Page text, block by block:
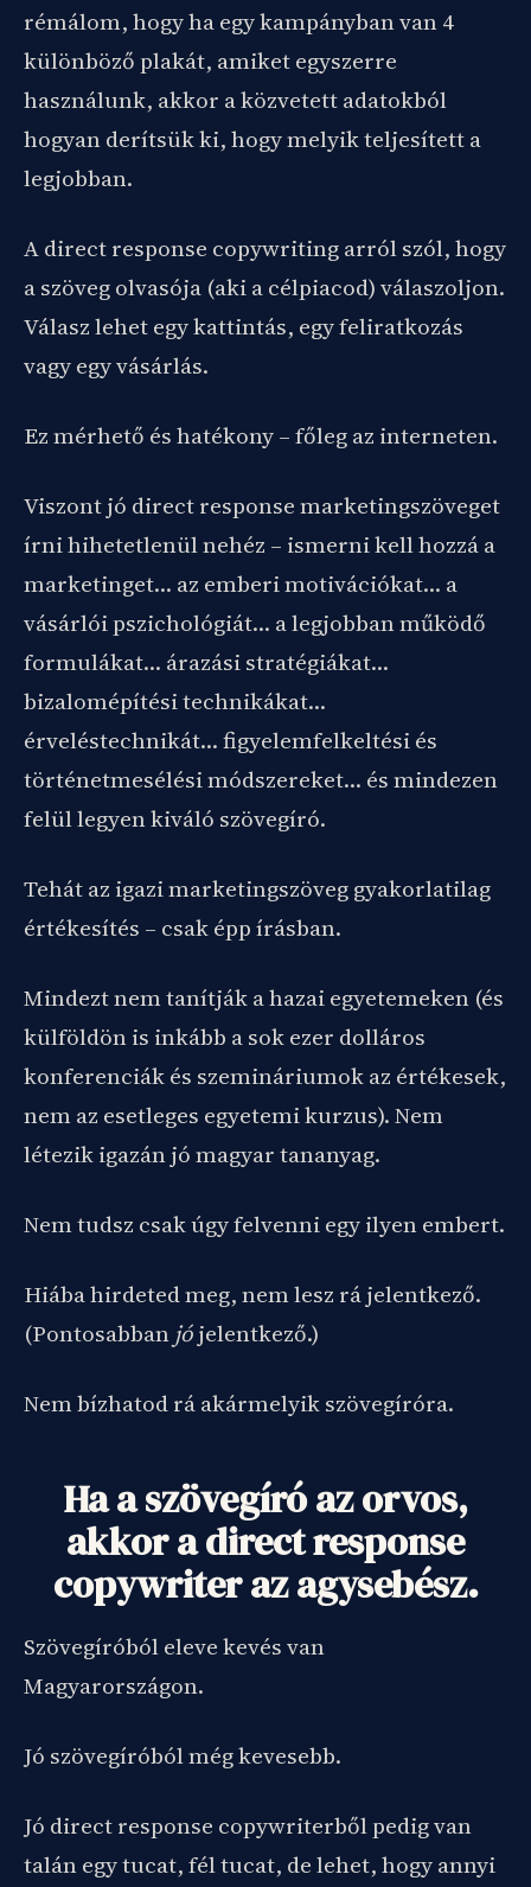
rémálom, hogy ha egy kampányban van 4
különböző plakát, amiket egyszerre
használunk, akkor a közvetett adatokból
hogyan derítsük ki, hogy melyik teljesített a
legjobban.
A direct response copywriting arról szól, hogy
a szöveg olvasója (aki a célpiacod) válaszoljon.
Válasz lehet egy kattintás, egy feliratkozás
vagy egy vásárlás.
Ez mérhető és hatékony – főleg az interneten.
Viszont jó direct response marketingszöveget
írni hihetetlenül nehéz – ismerni kell hozzá a
marketinget… az emberi motivációkat… a
vásárlói pszichológiát… a legjobban működő
formulákat… árazási stratégiákat…
bizalomépítési technikákat…
érveléstechnikát… figyelemfelkeltési és
történetmesélési módszereket… és mindezen
felül legyen kiváló szövegíró.
Tehát az igazi marketingszöveg gyakorlatilag
értékesítés – csak épp írásban.
Mindezt nem tanítják a hazai egyetemeken (és
külföldön is inkább a sok ezer dolláros
konferenciák és szemináriumok az értékesek,
nem az esetleges egyetemi kurzus). Nem
létezik igazán jó magyar tananyag.
Nem tudsz csak úgy felvenni egy ilyen embert.
Hiába hirdeted meg, nem lesz rá jelentkező.
(Pontosabban jójelentkező.)
Nem bízhatod rá akármelyik szövegíróra.
Ha a szövegíró az orvos,
akkor a direct response
copywriter az agysebész.
Szövegíróból eleve kevés van
Magyarországon.
Jó szövegíróból még kevesebb.
Jó direct response copywriterből pedig van
talán egy tucat, fél tucat, de lehet, hogy annyi